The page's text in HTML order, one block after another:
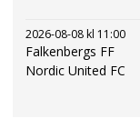
2026-08-08 kl 11:00
Falkenbergs FF
Nordic United FC